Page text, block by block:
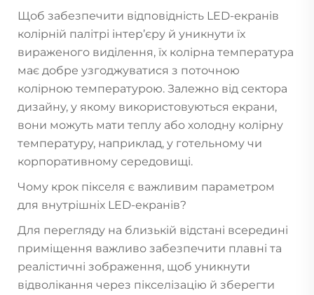
Щоб забезпечити відповідність LED-екранів
колірній палітрі інтер’єру й уникнути їх
вираженого виділення, їх колірна температура
має добре узгоджуватися з поточною
колірною температурою. Залежно від сектора
дизайну, у якому використовуються екрани,
вони можуть мати теплу або холодну колірну
температуру, наприклад, у готельному чи
корпоративному середовищі.
Чому крок пікселя є важливим параметром
для внутрішніх LED-екранів?
Для перегляду на близькій відстані всередині
приміщення важливо забезпечити плавні та
реалістичні зображення, щоб уникнути
відволікання через пікселізацію й зберегти